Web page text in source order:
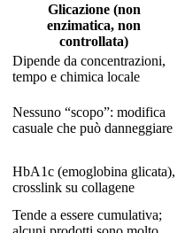
Glicazione (non
enzimatica, non
controllata)
Dipende da concentrazioni,
tempo e chimica locale
Nessuno “scopo”: modifica
casuale che può danneggiare
HbA1c (emoglobina glicata),
crosslink su collagene
Tende a essere cumulativa;